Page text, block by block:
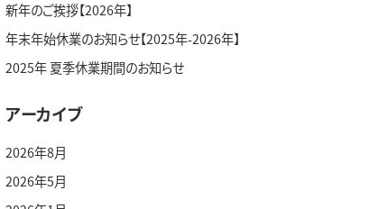
新年のご挨拶【2026年】
年末年始休業のお知らせ【2025年-2026年】
2025年 夏季休業期間のお知らせ
アーカイブ
2026年8月
2026年5月